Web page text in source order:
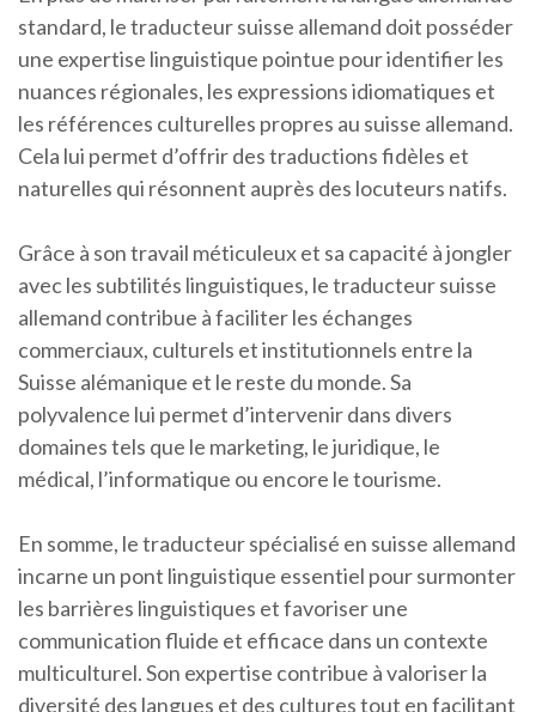
standard, le traducteur suisse allemand doit posséder
une expertise linguistique pointue pour identifier les
nuances régionales, les expressions idiomatiques et
les références culturelles propres au suisse allemand.
Cela lui permet d’offrir des traductions fidèles et
naturelles qui résonnent auprès des locuteurs natifs.
Grâce à son travail méticuleux et sa capacité à jongler
avec les subtilités linguistiques, le traducteur suisse
allemand contribue à faciliter les échanges
commerciaux, culturels et institutionnels entre la
Suisse alémanique et le reste du monde. Sa
polyvalence lui permet d’intervenir dans divers
domaines tels que le marketing, le juridique, le
médical, l’informatique ou encore le tourisme.
En somme, le traducteur spécialisé en suisse allemand
incarne un pont linguistique essentiel pour surmonter
les barrières linguistiques et favoriser une
communication fluide et efficace dans un contexte
multiculturel. Son expertise contribue à valoriser la
diversité des langues et des cultures tout en facilitant